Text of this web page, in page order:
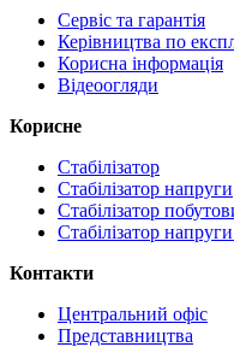
Сервіс та гарантія
Керівництва по
Корисна інформація
Відеоогляди
Корисне
Стабілізатор
Стабілізатор напруги
Стабілізатор
Стабілізатор
Контакти
Центральний офіс
Представництва